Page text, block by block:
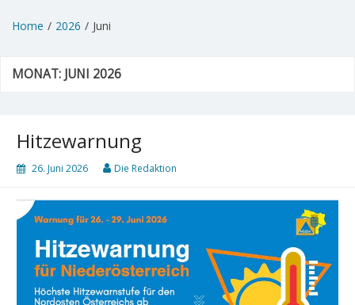
Home 2026 Juni
MONAT: JUNI 2026
Hitzewarnung
26. Juni 2026 Die Redaktion